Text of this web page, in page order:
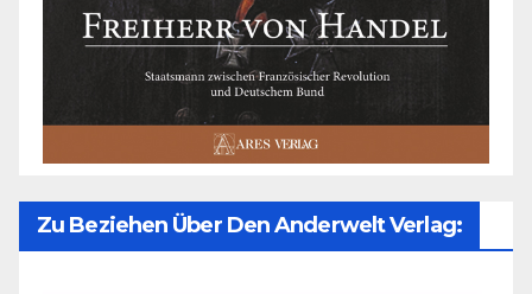
Zu Beziehen Über Den Anderwelt Verlag: